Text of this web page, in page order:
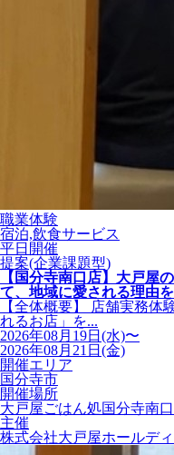
職業体験
宿泊,飲食サービス
平日開催
提案(企業課題型)
【国分寺南口店】大戸屋
て、地域に愛される理由
【全体概要】 店舗実務体
れるお店」を...
2026年08月19日(水)〜
2026年08月21日(金)
開催エリア
国分寺市
開催場所
大戸屋ごはん処国分寺南
主催
株式会社大戸屋ホールデ